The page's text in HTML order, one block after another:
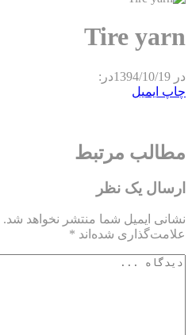
Tire yarn
در 1394/10/19در:
چاپ ایمیل
مطالب مرتبط
ارسال یک نظر
نشانی ایمیل شما منتشر نخواهد شد.
علامت‌گذاری شده‌اند *